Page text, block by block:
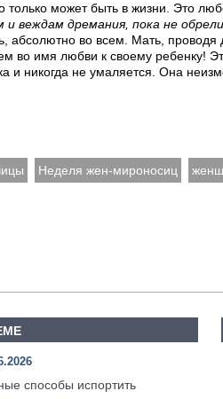
только может быть в жизни. Это
и веждам дремания, пока не
абсолютно во всем. Мать,
во имя любви к своему pебенкy!
и никогда не yмаляется. Она
Неделя жен-мироносиц
способы испортить